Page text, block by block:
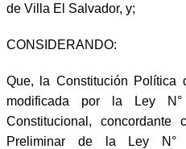
de Villa El Salvador, y;
CONSIDERANDO:
Que, la Constitución Política
modificada por la Ley
Constitucional,
Preliminar de la Ley N°